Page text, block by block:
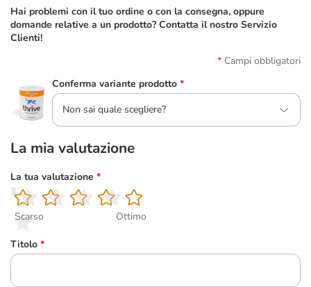
Hai problemi con il tuo ordine o con la consegna, oppure
domande relative a un prodotto? Contatta il nostro Servizio
Clienti!
Campi obbligatori
Conferma variante prodotto *
Non sai quale scegliere?
La mia valutazione
La tua valutazione *
1
Scarso
2
3
4
5
Ottimo
Titolo *